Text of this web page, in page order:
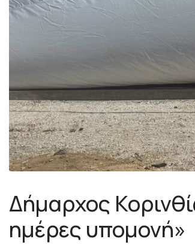
Δήμαρχος
ημέρες υπομονή»